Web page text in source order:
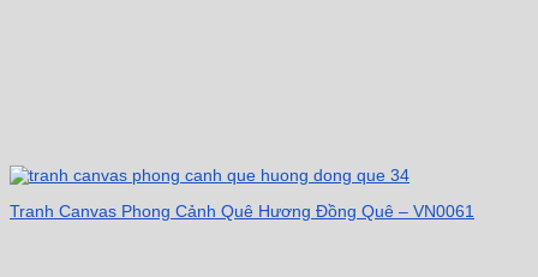
Tranh Canvas Phong Cảnh Quê Hương Đồng Quê – VN0061